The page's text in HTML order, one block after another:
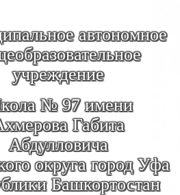
автономное
учреждение
№ 97 имени
Габита
Абдулловича
округа город Уфа
Башкортостан